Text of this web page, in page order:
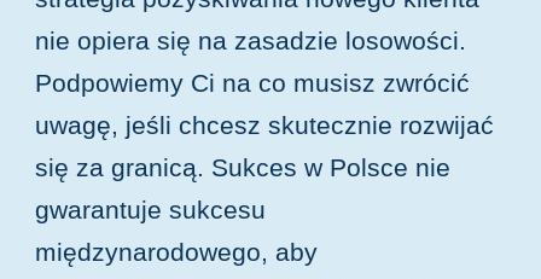
nie opiera się na zasadzie losowości.
Podpowiemy Ci na co musisz zwrócić
uwagę, jeśli chcesz skutecznie rozwijać
się za granicą. Sukces w Polsce nie
gwarantuje sukcesu
międzynarodowego, aby